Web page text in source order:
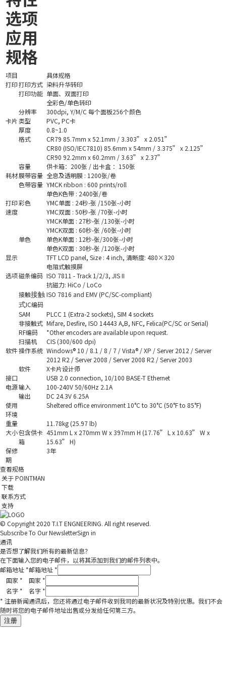
选项
应用
规格
项目
具体规格
打印打印方式 染料升华转印
打印功能 单面、双面打印
全彩色/单色转印
分辨率
300dpi, Y/M/C 每个面板256个颜色
卡片类型
PVC, PC卡
厚度
0.8~1.0
格式
CR79 85.7mm x 52.1mm / 3.303” x 2.051”
CR80 (ISO/IEC7810) 85.6mm x 54mm / 3.375” x 2.125”
CR90 92.2mm x 60.2mm / 3.63” x 2.37”
容量
供卡箱：200张 / 出卡盒 ：150张
耗材膜带容量 全息及透明膜 : 1200张/卷
色带容量 YMCK ribbon : 600 prints/roll
单色K色带 : 2400张/卷
打印
速度
彩色
YMC单面 : 24秒-张 /150张-小时
YMC双面 : 50秒-张 /70张-小时
YMCK单面 : 27秒-张 /130张-小时
YMCK双面 : 60秒-张 /60张-小时
单色
单色K单面 : 12秒-张/300张-小时
单色K双面 : 30秒-张 /120张-小时
显示
TFT LCD panel, Size : 4 inch, 清晰度: 480×320
电阻式触摸屏
选项磁条编码 ISO 7811 - Track 1/2/3, JIS II
抗磁力: HiCo / LoCo
接触接触
式IC编码
ISO 7816 and EMV (PC/SC-compliant)
SAM
PLCC 1 (Extra-2 sockets), SIM 4 sockets
非接触式
RF编码
Mifare, Desfire, ISO 14443 A,B, NFC, Felica(PC/SC or Serial)
*Other encoders are available upon request.
扫描机
CIS (300/600 dpi)
软件操作系统 Windows® 10 / 8.1 / 8 / 7 / Vista® / XP / Server 2012 / Server
2012 R2 / Server 2008 / Server 2008 R2 / Server 2003
软件
X卡片设计师
接口
USB 2.0 connection, 10/100 BASE-T Ethernet
电源输入
100-240V 50/60Hz 2.1A
输出
DC 24.3V 6.25A
使用
环境
Sheltered office environment 10°C to 30°C (50°F to 85°F)
重量
11.78kg (25.97 lb)
大小包含供卡
箱
451mm L x 270mm W x 397mm H (17.76” L x 10.63” W x
15.63” H)
保修
期
3年
查看规格
关于 POINTMAN
下载
联系方式
支持
© Copyright 2020 T.I.T ENGNEERING. All right reserved.
Subscribe To Our NewsletterSign in
通讯
是否想了解我们所有的最新信息？
在下面输入您的电子邮件，以将其添加到我们的邮件列表中。
邮箱地址 *邮箱地址 *
国家 * 国家 *
名字 * 名字 *
* 注册新闻通讯后，您还将通过电子邮件收到我司的最新状况及特别优惠。我们不会
随时将您的电子邮件地址出售或分发给任何第三方。